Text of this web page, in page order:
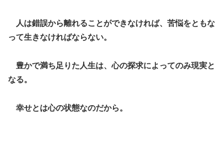
人は錯誤から離れることができなければ、苦悩をともな
って生きなければならない。
豊かで満ち足りた人生は、心の探求によってのみ現実と
なる。
幸せとは心の状態なのだから。